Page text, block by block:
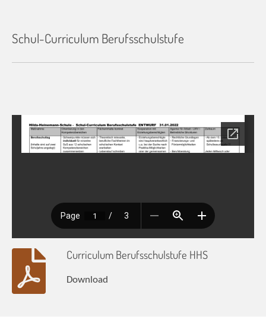
Schul-Curriculum Berufsschulstufe
Curriculum Berufsschulstufe HHS
Download